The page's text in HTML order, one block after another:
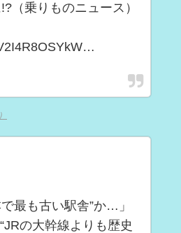
（乗りものニュース）
で最も古い駅舎”か…」
の大幹線よりも歴史